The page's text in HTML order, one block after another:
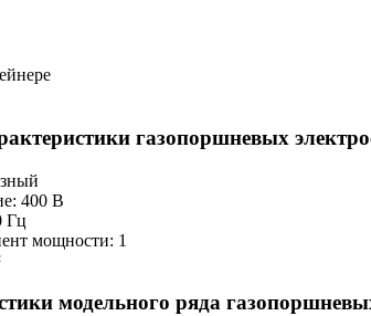
газопоршневых
400 В
Гц
мощности: 1
модельного ряда